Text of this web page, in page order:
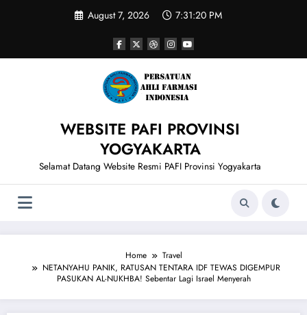
August 7, 2026 7:31:21 PM
WEBSITE PAFI PROVINSI
YOGYAKARTA
Selamat Datang Website Resmi PAFI Provinsi Yogyakarta
Home
Travel
NETANYAHU PANIK, RATUSAN TENTARA IDF TEWAS DIGEMPUR
PASUKAN AL-NUKHBA! Sebentar Lagi Israel Menyerah